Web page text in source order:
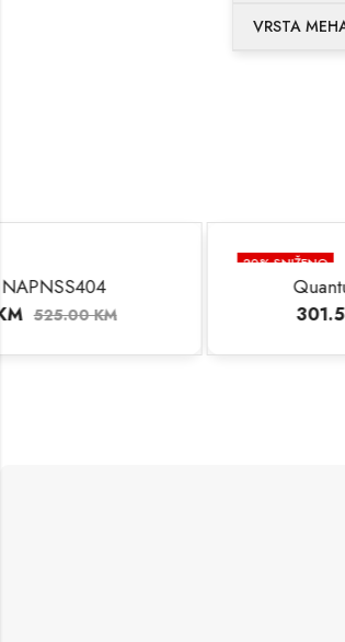
VRSTA
Quantum PWG970.358
301.50